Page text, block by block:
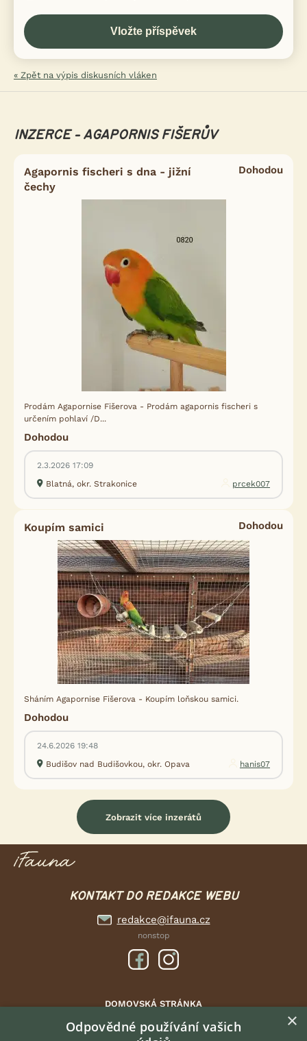
« Zpět na výpis diskusních vláken
INZERCE - AGAPORNIS FIŠERŮV
Agapornis fischeri s dna - jižní
čechy
Dohodou
Prodám Agapornise Fišerova - Prodám agapornis fischeri s
určením pohlaví /D...
Dohodou
2.3.2026 17:09
Blatná, okr. Strakonice
prcek007
Koupím samici Dohodou
Sháním Agapornise Fišerova - Koupím loňskou samici.
Dohodou
24.6.2026 19:48
Budišov nad Budišovkou, okr. Opava
hanis07
Zobrazit více inzerátů
KONTAKT DO REDAKCE WEBU
redakce@ifauna.cz
nonstop
DOMOVSKÁ STRÁNKA
INZERCE
×
Odpovědné používání vašich